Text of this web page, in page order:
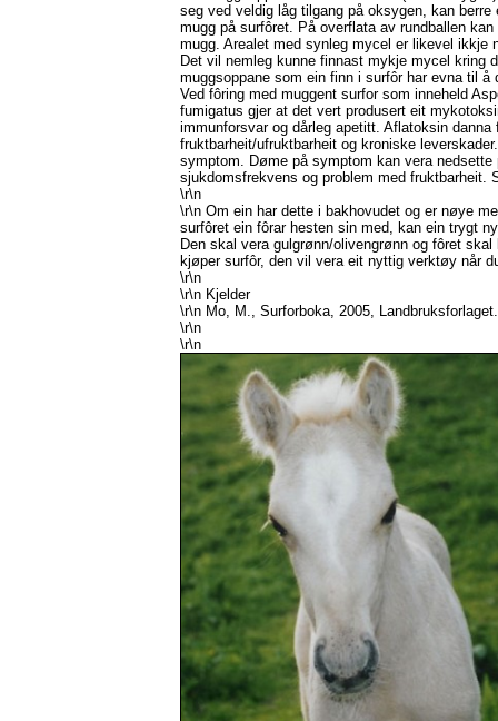
seg ved veldig låg tilgang på oksygen, kan
mugg på surfôret. På overflata av rundballen
mugg. Arealet med synleg mycel er likevel
Det vil nemleg kunne finnast mykje mycel kring
muggsoppane som ein finn i surfôr har evna til
Ved fôring med muggent surfor som inneheld
fumigatus gjer at det vert produsert eit
immunforsvar og dårleg apetitt. Aflatoksin
fruktbarheit/ufruktbarheit og kroniske
symptom. Døme på symptom kan vera
sjukdomsfrekvens og problem med fruktbarheit.
\r\n
\r\n Om ein har dette i bakhovudet og er nøye
surfôret ein fôrar hesten sin med, kan ein trygt
Den skal vera gulgrønn/olivengrønn og fôret
kjøper surfôr, den vil vera eit nyttig verktøy når
\r\n
\r\n Kjelder
\r\n Mo, M., Surforboka, 2005, Landbruksforlaget.
\r\n
\r\n